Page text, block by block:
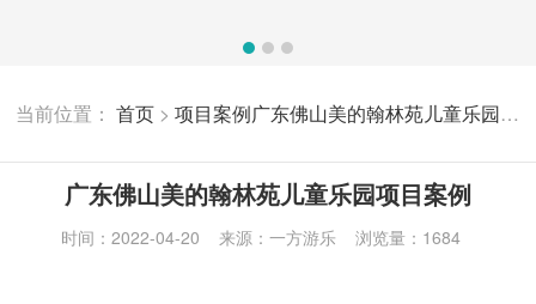
当前位置： 首页 >项目案例广东佛山美的翰林苑儿童乐园项目案例
广东佛山美的翰林苑儿童乐园项目案例
时间：2022-04-20 来源：一方游乐 浏览量： 1684